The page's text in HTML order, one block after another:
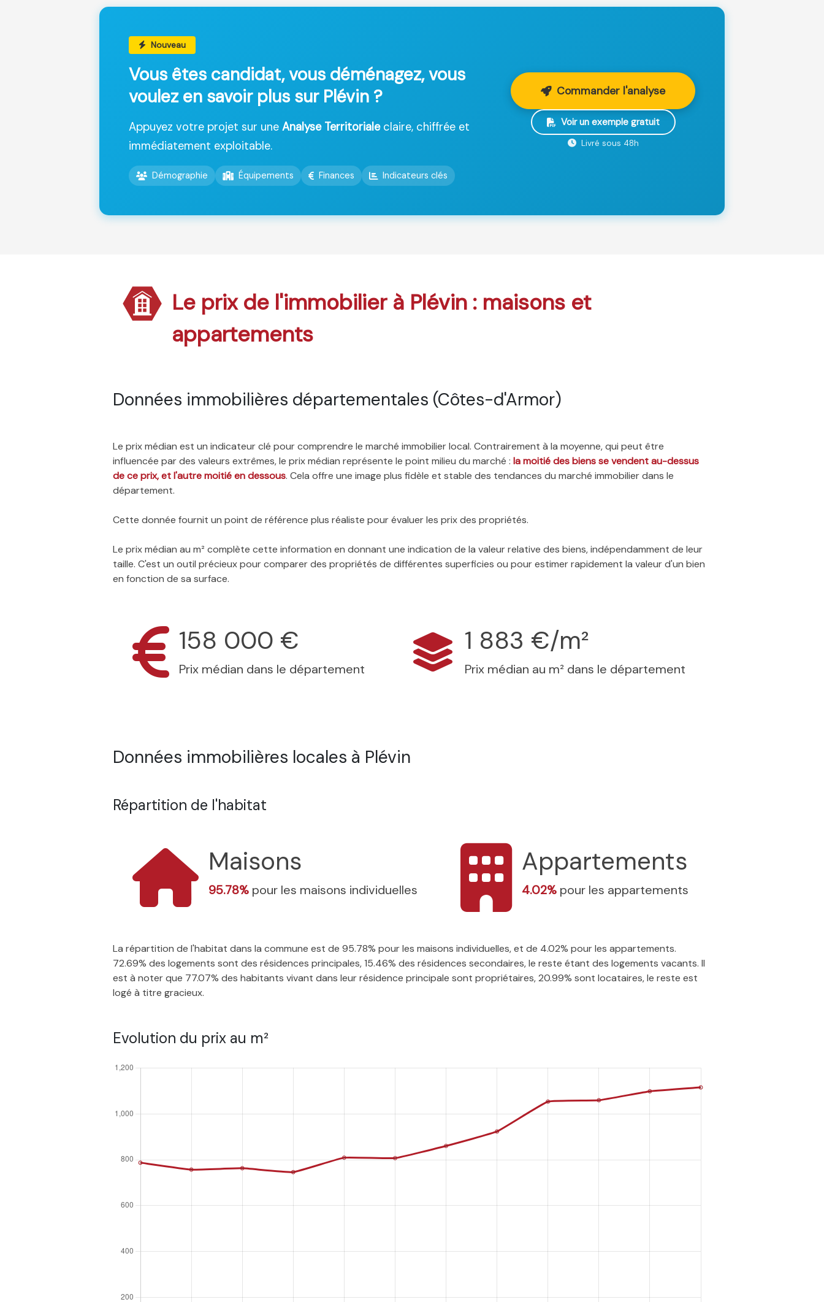
Nouveau
Vous êtes candidat, vous déménagez, vous
voulez en savoir plus sur Plévin ?
Appuyez votre projet sur une Analyse Territorialeclaire, chiffrée et
immédiatement exploitable.
Démographie Équipements Finances Indicateurs clés
Commander l'analyse
Voir un exemple gratuit
Livré sous 48h
Le prix de l'immobilier à Plévin : maisons et
appartements
Données immobilières départementales (Côtes-d'Armor)
Le prix médian est un indicateur clé pour comprendre le marché immobilier local. Contrairement à la moyenne, qui peut être
influencée par des valeurs extrêmes, le prix médian représente le point milieu du marché : la moitié des biens se vendent au-dessus
de ce prix, et l'autre moitié en dessous. Cela offre une image plus fidèle et stable des tendances du marché immobilier dans le
département.
Cette donnée fournit un point de référence plus réaliste pour évaluer les prix des propriétés.
Le prix médian au m² complète cette information en donnant une indication de la valeur relative des biens, indépendamment de leur
taille. C'est un outil précieux pour comparer des propriétés de différentes superficies ou pour estimer rapidement la valeur d'un bien
en fonction de sa surface.
158 000 €
Prix médian dans le département
1 883 €/m²
Prix médian au m² dans le département
Données immobilières locales à Plévin
Répartition de l'habitat
Maisons
95.78% pour les maisons individuelles
Appartements
4.02% pour les appartements
La répartition de l'habitat dans la commune est de 95.78% pour les maisons individuelles, et de 4.02% pour les appartements.
72.69% des logements sont des résidences principales, 15.46% des résidences secondaires, le reste étant des logements vacants. Il
est à noter que 77.07% des habitants vivant dans leur résidence principale sont propriétaires, 20.99% sont locataires, le reste est
logé à titre gracieux.
Evolution du prix au m²